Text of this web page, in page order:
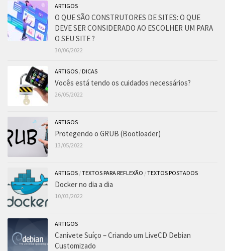
ARTIGOS
O QUE SÃO CONSTRUTORES DE SITES: O QUE
DEVE SER CONSIDERADO AO ESCOLHER UM PARA
O SEU SITE ?
30/06/2022
ARTIGOS /DICAS
Vocês está tendo os cuidados necessários?
26/05/2022
ARTIGOS
Protegendo o GRUB (Bootloader)
13/05/2022
ARTIGOS /TEXTOS PARA REFLEXÃO /TEXTOS POSTADOS
Docker no dia a dia
10/03/2022
ARTIGOS
Canivete Suíço – Criando um LiveCD Debian
Customizado